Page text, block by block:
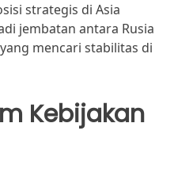
strategis di Asia
jembatan antara Rusia
mencari stabilitas di
Kebijakan